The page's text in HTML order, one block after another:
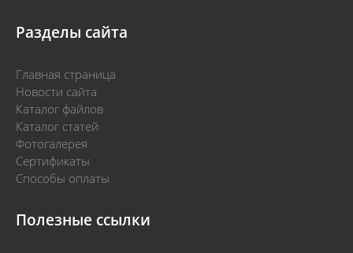
Разделы сайта
Главная страница
Новости сайта
Каталог файлов
Каталог статей
Фотогалерея
Сертификаты
Способы оплаты
Полезные ссылки